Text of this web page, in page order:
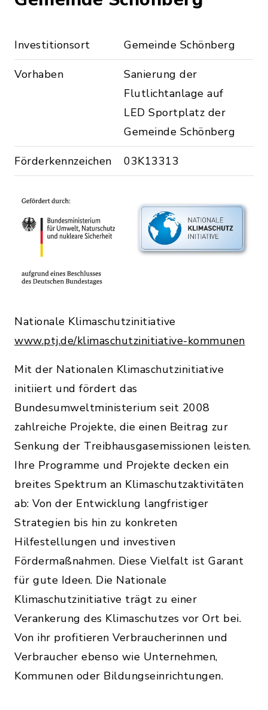
Investitionsort Gemeinde Schönberg
Vorhaben
Sanierung der
Flutlichtanlage auf
LED Sportplatz der
Gemeinde Schönberg
Förderkennzeichen 03K13313
Nationale Klimaschutzinitiative
www.ptj.de/klimaschutzinitiative-kommunen
Mit der Nationalen Klimaschutzinitiative
initiiert und fördert das
Bundesumweltministerium seit 2008
zahlreiche Projekte, die einen Beitrag zur
Senkung der Treibhausgasemissionen leisten.
Ihre Programme und Projekte decken ein
breites Spektrum an Klimaschutzaktivitäten
ab: Von der Entwicklung langfristiger
Strategien bis hin zu konkreten
Hilfestellungen und investiven
Fördermaßnahmen. Diese Vielfalt ist Garant
für gute Ideen. Die Nationale
Klimaschutzinitiative trägt zu einer
Verankerung des Klimaschutzes vor Ort bei.
Von ihr profitieren Verbraucherinnen und
Verbraucher ebenso wie Unternehmen,
Kommunen oder Bildungseinrichtungen.